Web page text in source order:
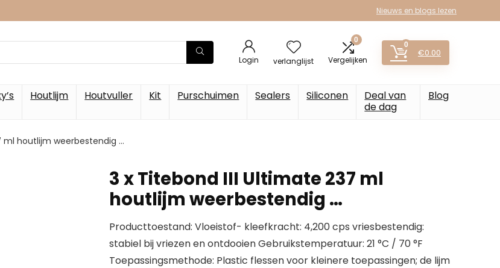
Nieuws en blogs lezen
Login verlanglijst
0
Vergelijken
0
€0.00
Houtlijm Houtvuller Kit Purschuimen Sealers Siliconen
Deal van
de dag
Blog
ml houtlijm weerbestendig …
3 x Titebond III Ultimate 237 ml
houtlijm weerbestendig …
Producttoestand: Vloeistof- kleefkracht: 4,200 cps vriesbestendig:
stabiel bij vriezen en ontdooien Gebruikstemperatuur: 21 °C / 70 °F
Toepassingsmethode: Plastic flessen voor kleinere toepassingen; de lijm